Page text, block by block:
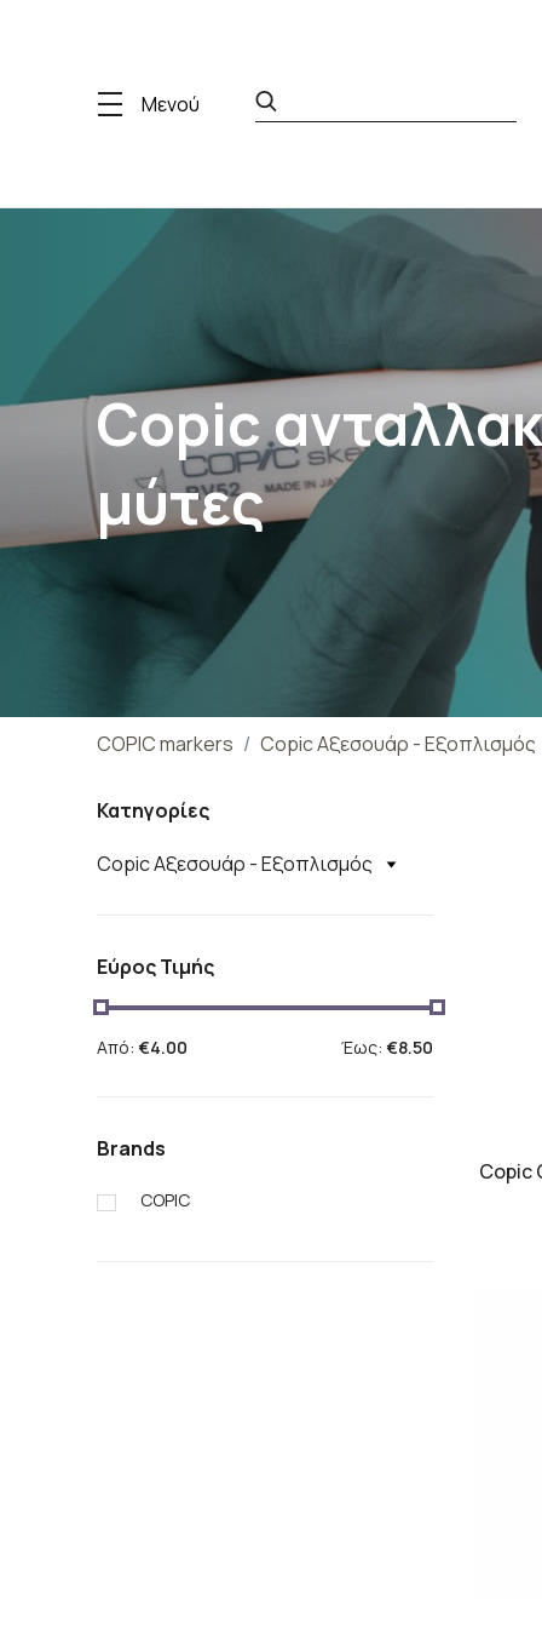
Μενού
Copic
μύτες
COPIC markers Copic Αξεσουάρ - Εξοπλισμός
Κατηγορίες
Copic Αξεσουάρ - Εξοπλισμός
Εύρος Τιμής
Από: €4.00 Έως: €8.50
Brands
COPIC
Copic